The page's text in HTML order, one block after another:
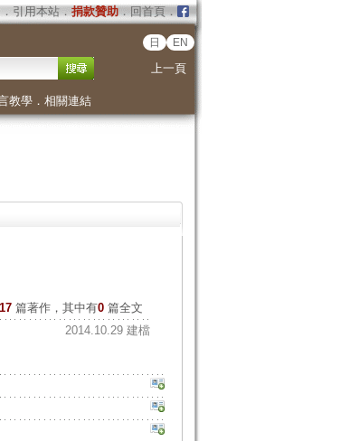
． 引用本站． 捐款贊助．回首頁．
日 EN
上一頁
教學． 相關連結
17 篇著作，其中有0篇全文
2014.10.29 建檔